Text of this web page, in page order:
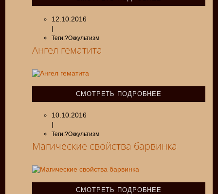
12.10.2016
|
Теги:?Оккультизм
Ангел гематита
СМОТРЕТЬ ПОДРОБНЕЕ
10.10.2016
|
Теги:?Оккультизм
Магические свойства барвинка
СМОТРЕТЬ ПОДРОБНЕЕ